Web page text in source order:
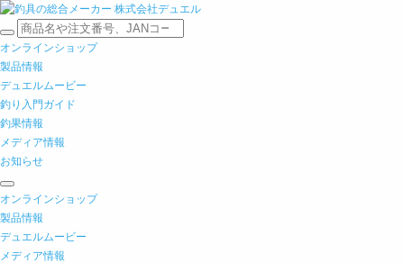
オンラインショップ
製品情報
デュエルムービー
釣り入門ガイド
釣果情報
メディア情報
お知らせ
オンラインショップ
製品情報
デュエルムービー
メディア情報